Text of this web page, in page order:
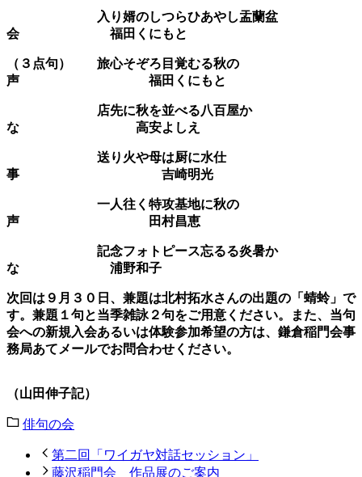
入り婿のしつらひあやし盂蘭盆
会 福田くにもと
（３点句） 旅心そぞろ目覚むる秋の
声 福田くにもと
店先に秋を並べる八百屋か
な 高安よしえ
送り火や母は厨に水仕
事 吉崎明光
一人往く特攻基地に秋の
声 田村昌恵
記念フォトピース忘るる炎暑か
な 浦野和子
次回は９月３０日、兼題は北村拓水さんの出題の「 蜻蛉」 で
す。兼題１句と当季雑詠２句をご用意ください。また、当句
会への新規入会あるいは体験参加希望の方は、鎌倉稲門会事
務局あてメールでお問合わせください。
（山田伸子記）
俳句の会
第二回「ワイガヤ対話セッション」
藤沢稲門会 作品展のご案内